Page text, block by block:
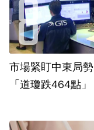
市場緊盯中東局
「道瓊跌464點」